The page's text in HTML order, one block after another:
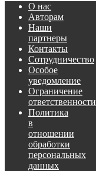
О нас
Авторам
Наши
партнеры
Контакты
Сотрудничество
Особое
уведомление
Ограничение
ответственности
Политика
в
отношении
обработки
персональных
данных